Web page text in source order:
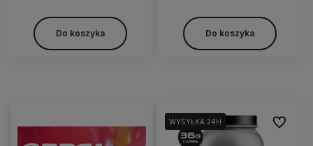
Do koszyka Do koszyka
WYSYŁKA 24H
WYSYŁKA 24H
WYSYŁKA 24H Do